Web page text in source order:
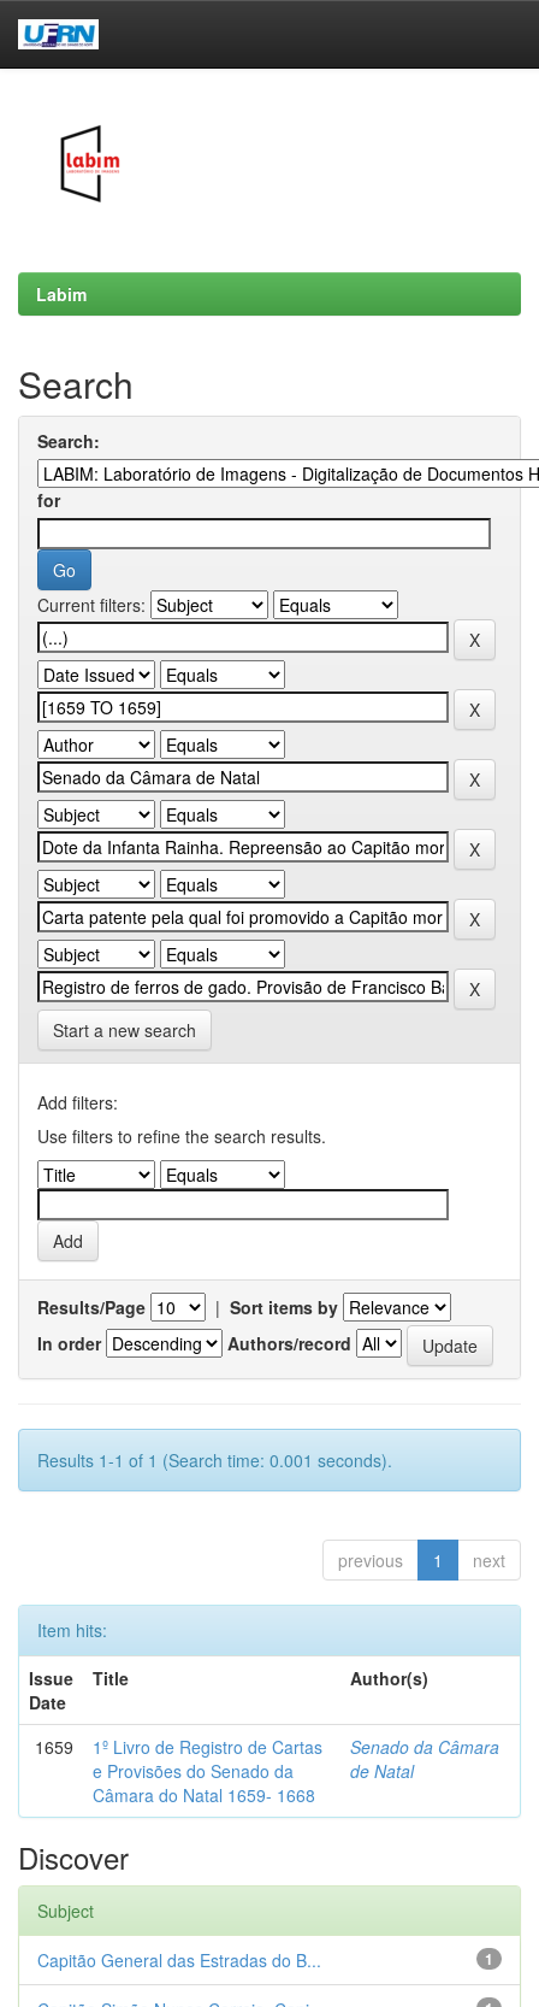
Labim
Search
Search:
for
Current filters:
Start a new search
Add filters:
Use filters to refine the search results.
Results/Page | Sort items by
In order
Authors/record
Results 1-1 of 1 (Search time: 0.001 seconds).
previous 1 next
Item hits:
Issue
Date
Title Author(s)
1659
1º Livro de Registro de Cartas
e Provisões do Senado da
Câmara do Natal 1659- 1668
Senado da Câmara
de Natal
Discover
Subject
1
Capitão General das Estradas do B...